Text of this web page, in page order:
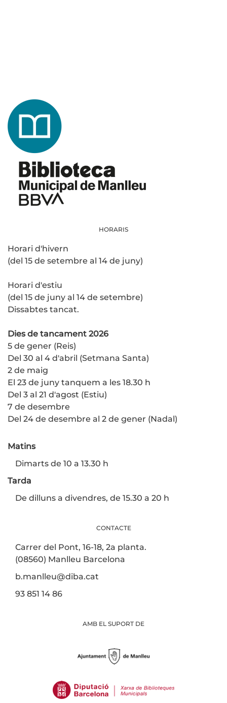
HORARIS
Horari d'hivern
(del 15 de setembre al 14 de juny)
Horari d'estiu
(del 15 de juny al 14 de setembre)
Dissabtes tancat.
Dies de tancament 2026
5 de gener (Reis)
Del 30 al 4 d'abril (Setmana Santa)
2 de maig
El 23 de juny tanquem a les 18.30 h
Del 3 al 21 d'agost (Estiu)
7 de desembre
Del 24 de desembre al 2 de gener (Nadal)
Matins
Dimarts de 10 a 13.30 h
Tarda
De dilluns a divendres, de 15.30 a 20 h
CONTACTE
Carrer del Pont, 16-18, 2a planta.
(08560) Manlleu Barcelona
b.manlleu@diba.cat
93 851 14 86
AMB EL SUPORT DE